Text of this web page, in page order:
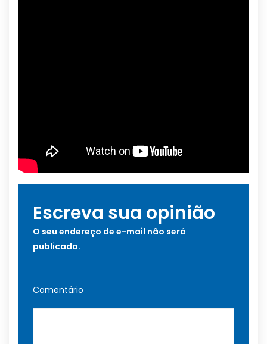
Escreva sua opinião
O seu endereço de e-mail não será
publicado.
Comentário